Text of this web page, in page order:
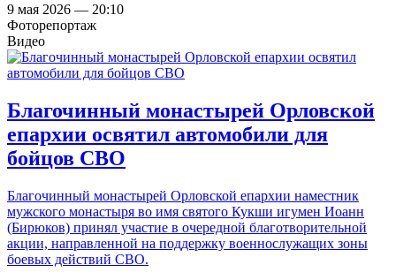
9 мая 2026 — 20:10
Фоторепортаж
Видео
Благочинный монастырей Орловской
епархии освятил автомобили для
бойцов СВО
Благочинный монастырей Орловской епархии наместник
мужского монастыря во имя святого Кукши игумен Иоанн
(Бирюков) принял участие в очередной благотворительной
акции, направленной на поддержку военнослужащих зоны
боевых действий СВО.